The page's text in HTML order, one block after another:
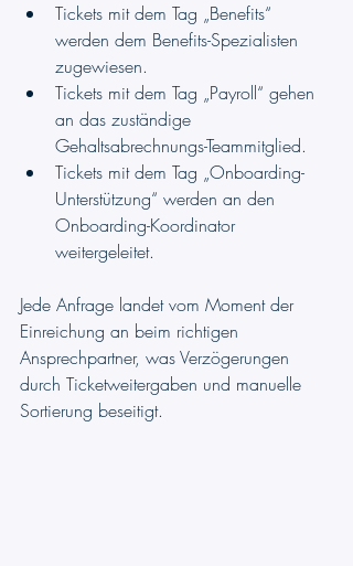
Tickets mit dem Tag „Benefits“
werden dem Benefits-Spezialisten
zugewiesen.
Tickets mit dem Tag „Payroll“ gehen
an das zuständige
Gehaltsabrechnungs-Teammitglied.
Tickets mit dem Tag „Onboarding-
Unterstützung“ werden an den
Onboarding-Koordinator
weitergeleitet.
Jede Anfrage landet vom Moment der
Einreichung an beim richtigen
Ansprechpartner, was Verzögerungen
durch Ticketweitergaben und manuelle
Sortierung beseitigt.